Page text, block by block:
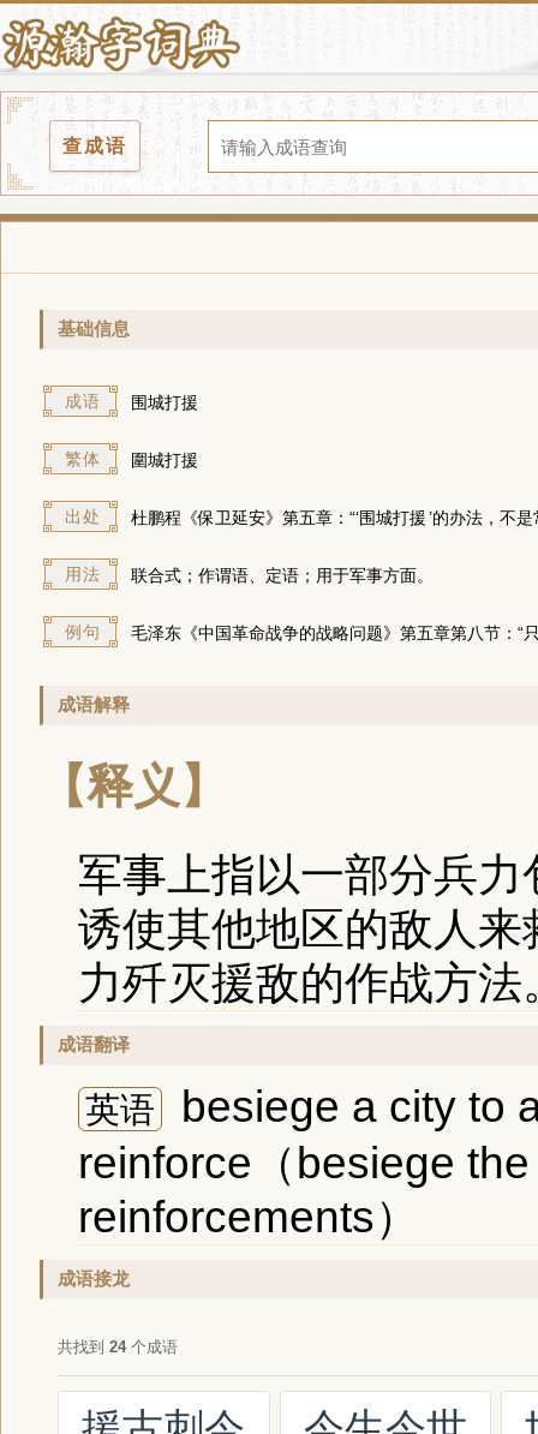
查成语
基础信息
成语 围城打援
繁体 圍城打援
出处 杜鹏程《保卫延安》第五章：“‘围城打援’的办法，不
用法 联合式；作谓语、定语；用于军事方面。
例句 毛泽东《中国革命战争的战略问题》第五章第八节：“
成语解释
【释义】
军事上指以一部分兵
诱使其他地区的敌人
力歼灭援敌的作战方法
成语翻译
英语
besiege a city to
reinforce（besiege
reinforcements）
成语接龙
共找到 24个成语